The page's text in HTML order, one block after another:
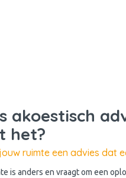
akoestisch
het?
ruimte een advies dat
is anders en vraagt om een